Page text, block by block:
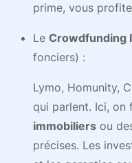
prime, vous
Le Crowdfunding
fonciers) :
Lymo, Homunity,
qui parlent. Ici, on
immobiliers ou
précises. Les